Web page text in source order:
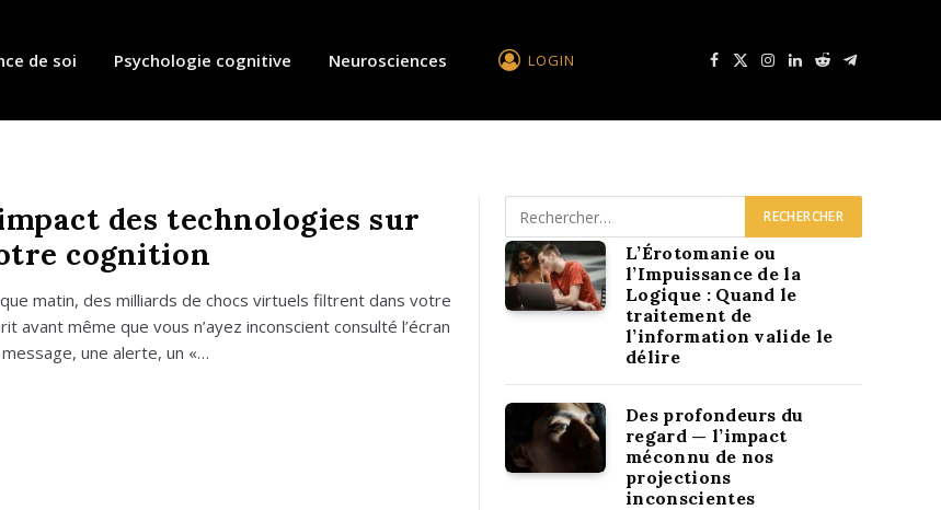
de soi Psychologie cognitive Neurosciences LOGIN Facebook
X Instagram
LinkedIn
RedditTélégramme
des technologies sur
cognition
matin, des mil­liards de chocs vir­tuels filtrent dans votre
avant même que vous n’ayez incons­cient consul­té l’écran
mes­sage, une alerte, un «…
L’Érotomanie ou
l’Impuissance de la
Logique : Quand le
traitement de
l’information valide le
délire
Des profondeurs du
regard — l’impact
méconnu de nos
projections
inconscientes